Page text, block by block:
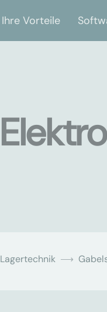
Ihre Vorteile